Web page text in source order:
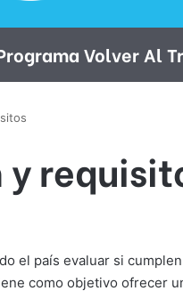
Volver Al
el país evaluar si
como objetivo ofrecer